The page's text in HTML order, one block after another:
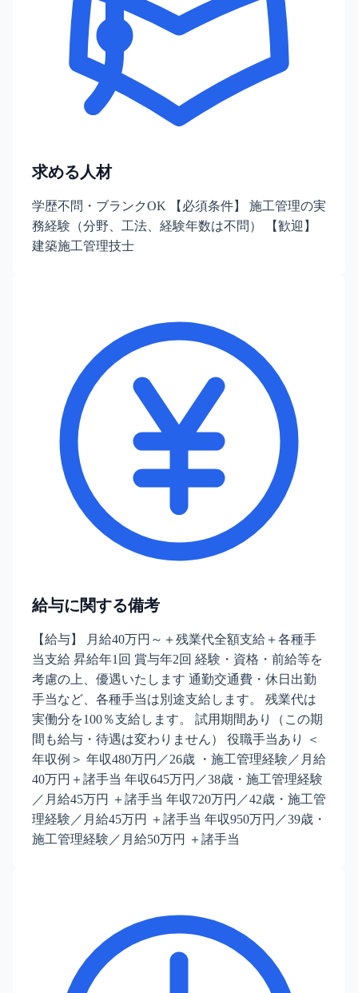
求める人材
学歴不問・ブランクOK 【必須条件】 施工管理の実
務経験（分野、工法、経験年数は不問） 【歓迎】
建築施工管理技士
給与に関する備考
【給与】 月給40万円～＋残業代全額支給＋各種手
当支給 昇給年1回 賞与年2回 経験・資格・前給等を
考慮の上、優遇いたします 通勤交通費・休日出勤
手当など、各種手当は別途支給します。 残業代は
実働分を100％支給します。 試用期間あり（この期
間も給与・待遇は変わりません） 役職手当あり ＜
年収例＞ 年収480万円／26歳 ・施工管理経験／月給
40万円＋諸手当 年収645万円／38歳・施工管理経験
／月給45万円 ＋諸手当 年収720万円／42歳・施工管
理経験／月給45万円 ＋諸手当 年収950万円／39歳・
施工管理経験／月給50万円 ＋諸手当